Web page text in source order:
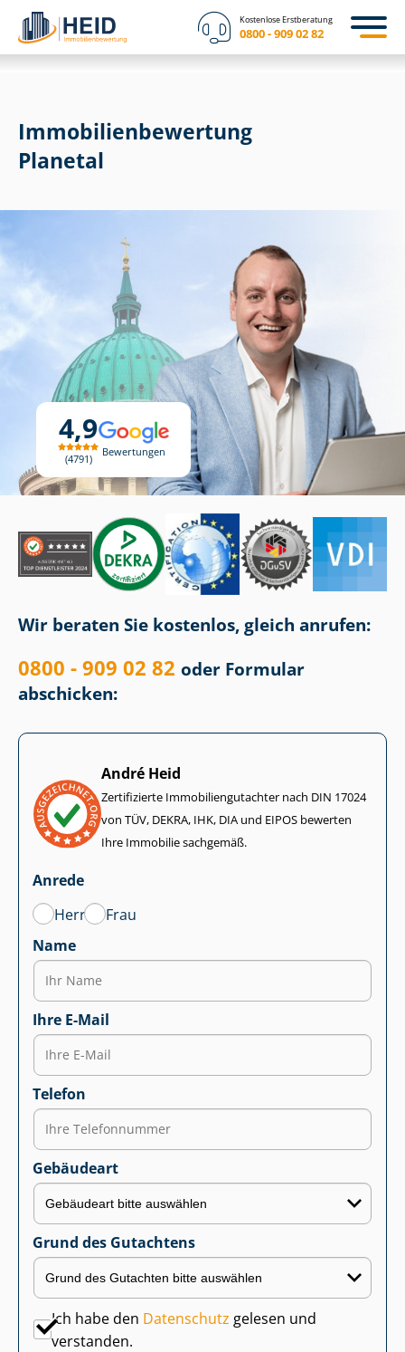
Kostenlose Erstberatung
0800 - 909 02 82
4,9
4791
Bewertungen
Immobilien­bewertung
Planetal
Wir beraten Sie kostenlos, gleich anrufen:
0800 - 909 02 82 oder Formular
abschicken:
André Heid
Zertifizierte Im­mo­bi­li­en­gut­ach­ter nach DIN 17024
von TÜV, DEKRA, IHK, DIA und EIPOS bewerten
Ihre Immobilie sachgemäß.
Anrede
Herr
Frau
Name
Ihre E-Mail
Telefon
Gebäudeart
Grund des Gutachtens
Ich habe den Datenschutz gelesen und
verstanden.